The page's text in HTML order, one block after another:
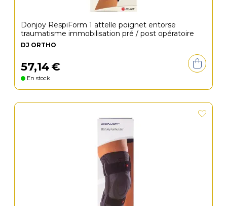
Donjoy RespiForm 1 attelle poignet entorse
traumatisme immobilisation pré / post opératoire
DJ ORTHO
57,14€
En stock